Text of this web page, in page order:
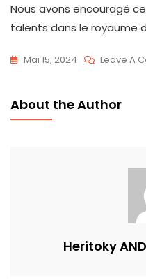
Nous avons encouragé
talents dans le royaume
Mai 15, 2024 Leave A
About the Author
Heritoky